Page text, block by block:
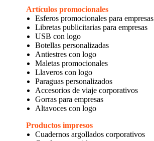
Artículos promocionales
Esferos promocionales para empresas
Libretas publicitarias para empresas
USB con logo
Botellas personalizadas
Antiestres con logo
Maletas promocionales
Llaveros con logo
Paraguas personalizados
Accesorios de viaje corporativos
Gorras para empresas
Altavoces con logo
Productos impresos
Cuadernos argollados corporativos